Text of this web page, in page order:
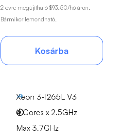
2 évre megújítható $93.50/hó áron.
Bármikor lemondható.
Kosárba
Xeon 3-1265L V3
4 Cores x 2.5GHz
Max 3.7GHz